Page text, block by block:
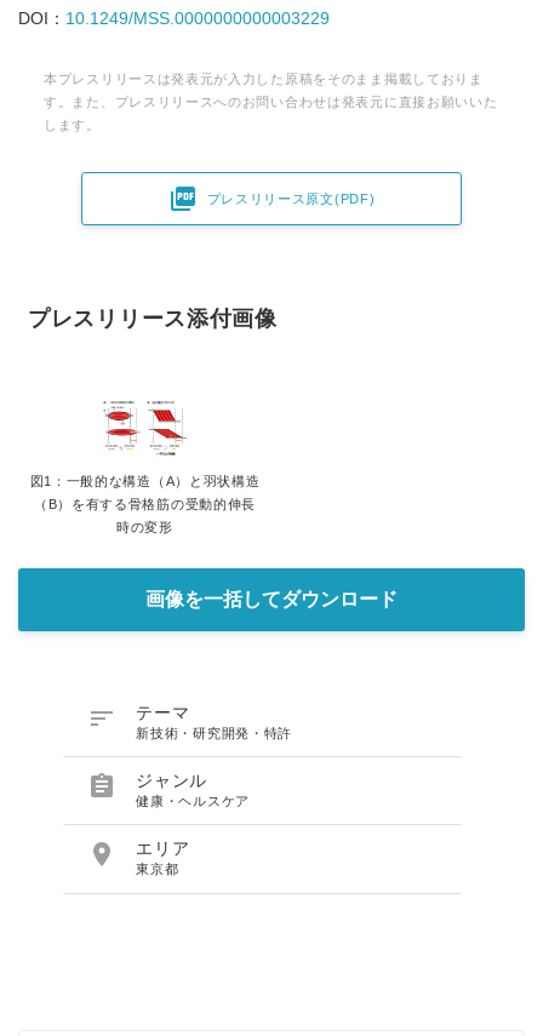
DOI： 10.1249/MSS.0000000000003229
本プレスリリースは発表元が入力した原稿をそのまま掲載しておりま
す。また、プレスリリースへのお問い合わせは発表元に直接お願いいた
します。
 プレスリリース原文(PDF)
プレスリリース添付画像
図1：一般的な構造（A）と羽状構造
（B）を有する骨格筋の受動的伸長
時の変形
画像を一括してダウンロード
 テーマ
新技術・研究開発・特許
 ジャンル
健康・ヘルスケア
 エリア
東京都